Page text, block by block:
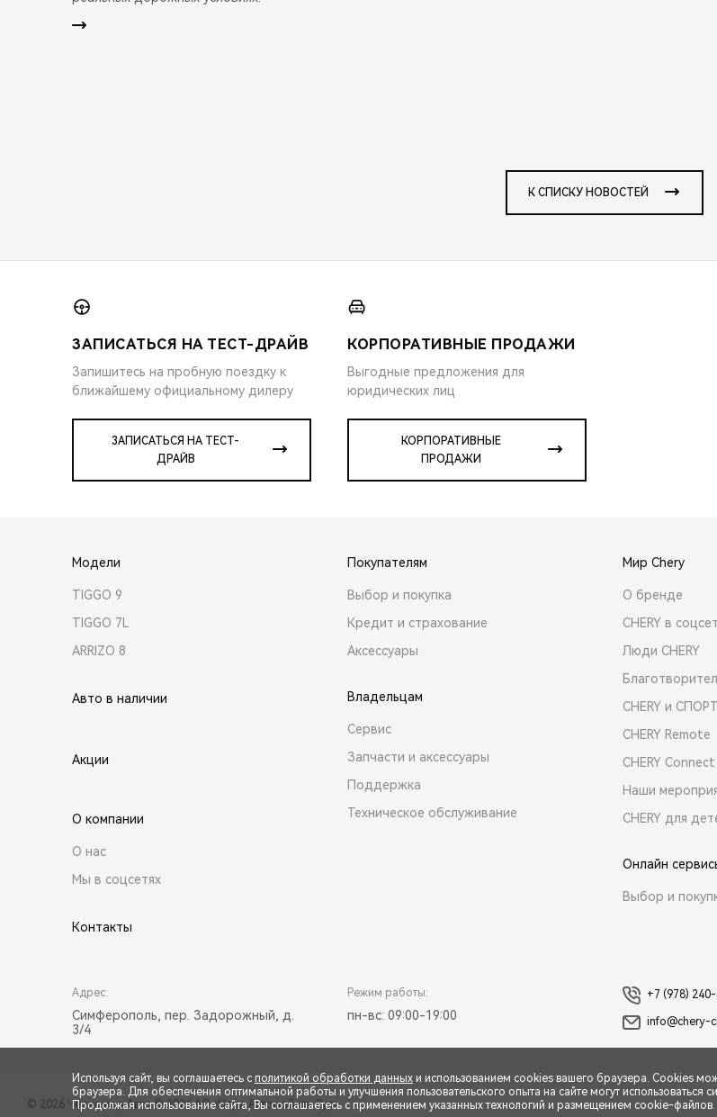
К СПИСКУ НОВОСТЕЙ
ЗАПИСАТЬСЯ НА ТЕСТ-ДРАЙВ
Запишитесь на пробную поездку к
ближайшему официальному дилеру
ЗАПИСАТЬСЯ НА ТЕСТ-
ДРАЙВ
КОРПОРАТИВНЫЕ ПРОДАЖИ
Выгодные предложения для
юридических лиц
КОРПОРАТИВНЫЕ
ПРОДАЖИ
Модели
TIGGO 9
TIGGO 7L
ARRIZO 8
Авто в наличии
Акции
О компании
О нас
Мы в соцсетях
Контакты
Покупателям
Выбор и покупка
Кредит и страхование
Аксессуары
Владельцам
Сервис
Запчасти и аксессуары
Поддержка
Техническое обслуживание
Мир Chery
О бренде
CHERY в
Люди CHERY
CHERY и СПОРТ
CHERY Remote
CHERY Connect
Наши
CHERY для
Онлайн
Выбор и
Адрес:
Симферополь, пер. Задорожный, д.
3/4
Режим работы:
пн-вс: 09:00-19:00
+7 (978)
info@chery-
© 2026 Черномор Авто © 2026 АО «Чери Автомобили Рус»
Используя сайт, вы соглашаетесь с политикой обработки данных и использованием cookies вашего браузера. Cookies
браузера. Для обеспечения оптимальной работы и улучшения пользовательского опыта на сайте могут использоваться
Продолжая использование сайта, Вы соглашаетесь с применением указанных технологий и размещением cookie-файлов.